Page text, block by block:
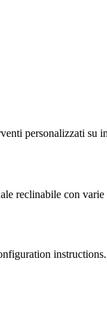
personalizzati su
reclinabile con